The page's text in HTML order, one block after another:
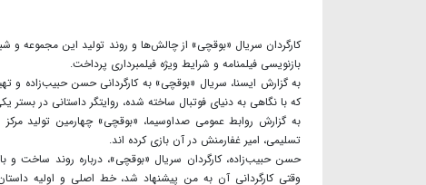
کارگردان سریال «بوقچی» از چالش‌ها و روند تولید این مجموعه
بازنویسی فیلمنامه و شرایط ویژه فیلمبرداری پرداخت.
به گزارش ایسنا، سریال «بوقچی» به کارگردانی حسن حبیب‌زاده
که با نگاهی به دنیای فوتبال ساخته شده، روایتگر داستانی در
به گزارش روابط عمومی صداوسیما، «بوقچی» چهارمین تولید
تسلیمی، امیر غفارمنش در آن بازی کرده اند.
حسن حبیب‌زاده، کارگردان سریال «بوقچی»، درباره روند ساخت و
وقتی کارگردانی آن به من پیشنهاد شد، خط اصلی و اولیه